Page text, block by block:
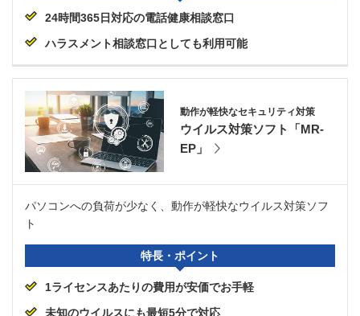
24時間365日対応の電話健康相談窓口
ハラスメント相談窓口としても利用可能
動作が軽快なセキュリティ対策
ウイルス対策ソフト「MR-
EP」
パソコンへの負荷が少なく、動作が軽快なウイルス対策ソフ
ト
特長・ポイント
1ライセンスあたりの費用が安価でお手軽
未知のウイルスにも最短5分で対応